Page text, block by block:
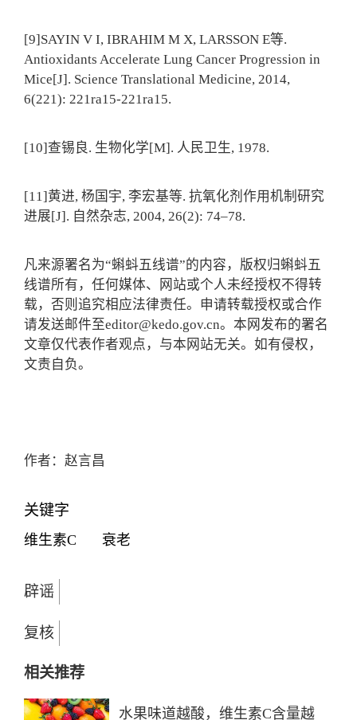
[9]SAYIN V I, IBRAHIM M X, LARSSON E等.
Antioxidants Accelerate Lung Cancer Progression in
Mice[J]. Science Translational Medicine, 2014,
6(221): 221ra15-221ra15.
[10]查锡良. 生物化学[M]. 人民卫生, 1978.
[11]黄进, 杨国宇, 李宏基等. 抗氧化剂作用机制研究
进展[J]. 自然杂志, 2004, 26(2): 74–78.
凡来源署名为“蝌蚪五线谱”的内容，版权归蝌蚪五
线谱所有，任何媒体、网站或个人未经授权不得转
载，否则追究相应法律责任。申请转载授权或合作
请发送邮件至editor@kedo.gov.cn。本网发布的署名
文章仅代表作者观点，与本网站无关。如有侵权，
文责自负。
作者：赵言昌
关键字
维生素C 衰老
辟谣
复核
相关推荐
水果味道越酸，维生素C含量越